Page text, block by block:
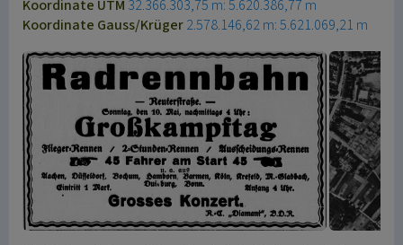
Koordinate UTM 32.366.303,75 m: 5.620.386,77 m
Koordinate Gauss/Krüger2.578.146,62 m: 5.621.069,21 m